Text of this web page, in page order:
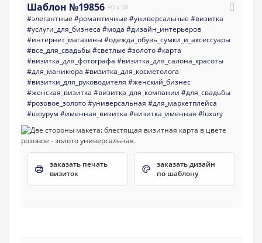
Шаблон №19856 90 x 50
#элегантные #романтичные #универсальные #визитка
#услуги_для_бизнеса #мода #дизайн_интерьеров
#интернет_магазины#одежда_обувь_сумки_и_аксессуары
#все_для_свадьбы#светлые #золото#карта
#визитка_для_фотографа #визитка_для_салона_красоты
#для_маникюра #визитка_для_косметолога
#визитки_для_руководителя #женский_бизнес
#женская_визитка #визитка_для_компании #для_свадьбы
#розовое_золото#универсальная #для_маркетплейса
#шоурум #именная_визитка #визитка_именная #luxury
заказать печать
визиток
заказать дизайн
по шаблону